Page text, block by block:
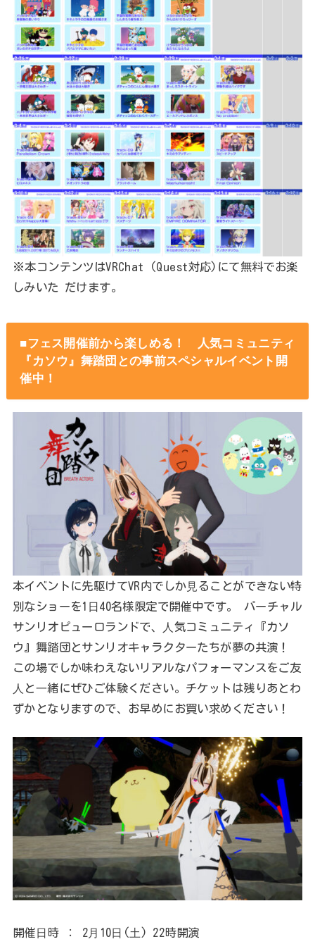
※本コンテンツはVRChat (Quest対応)にて無料でお楽
しみいた だけます。
■フェス開催前から楽しめる！ ⼈気コミュニティ
『カソウ』舞踏団との事前スペシャルイベント開
催中！
本イベントに先駆けてVR内でしか⾒ることができない特
別なショーを1⽇40名様限定で開催中です。 バーチャル
サンリオピューロランドで、⼈気コミュニティ『カソ
ウ』舞踏団とサンリオキャラクターたちが夢の共演！
この場でしか味わえないリアルなパフォーマンスをご友
⼈と⼀緒にぜひご体験ください。チケットは残りあとわ
ずかとなりますので、お早めにお買い求めください！
開催⽇時 ： 2⽉10⽇(⼟) 22時開演